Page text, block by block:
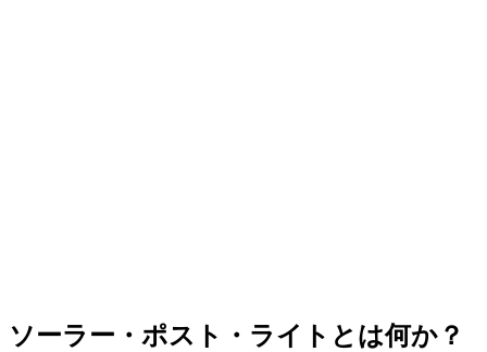
ソーラー・ポスト・ライトとは何か？